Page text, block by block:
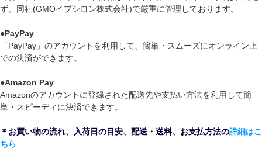
ず、同社(GMOイプシロン株式会社)で厳重に管理しております。
●PayPay
「PayPay」のアカウントを利用して、簡単・スムーズにオンライン上
での決済ができます。
●Amazon Pay
Amazonのアカウントに登録された配送先や支払い方法を利用して簡
単・スピーディに決済できます。
＊お買い物の流れ、入荷日の目安、配送・送料、お支払方法の詳細はこ
ちら